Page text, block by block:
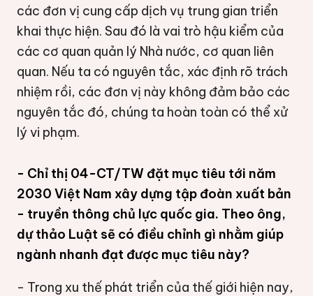
các đơn vị cung cấp dịch vụ trung gian triển
khai thực hiện. Sau đó là vai trò hậu kiểm của
các cơ quan quản lý Nhà nước, cơ quan liên
quan. Nếu ta có nguyên tắc, xác định rõ trách
nhiệm rồi, các đơn vị này không đảm bảo các
nguyên tắc đó, chúng ta hoàn toàn có thể xử
lý vi phạm.
- Chỉ thị 04-CT/TW đặt mục tiêu tới năm
2030 Việt Nam xây dựng tập đoàn xuất bản
- truyền thông chủ lực quốc gia. Theo ông,
dự thảo Luật sẽ có điều chỉnh gì nhằm giúp
ngành nhanh đạt được mục tiêu này?
- Trong xu thế phát triển của thế giới hiện nay,